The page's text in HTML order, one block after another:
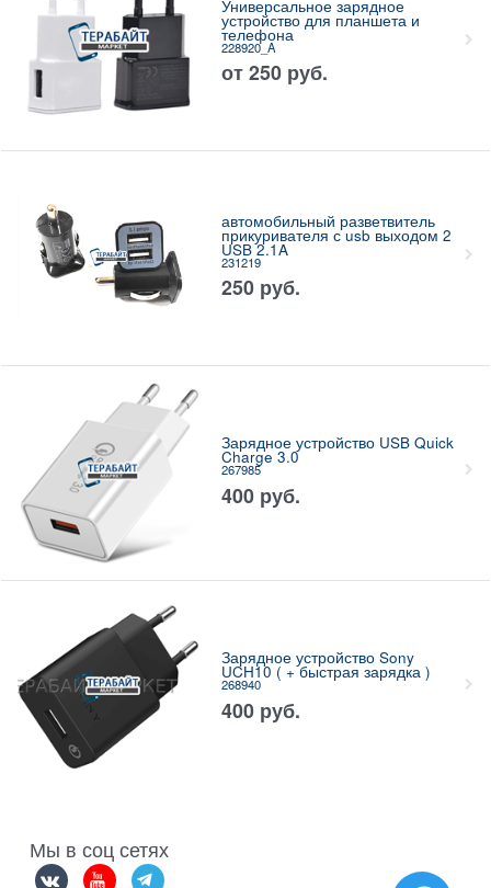
Универсальное зарядное
устройство для планшета и
телефона
228920_A
от 250 руб.
автомобильный разветвитель
прикуривателя с usb выходом 2
USB 2.1A
231219
250 руб.
Зарядное устройство USB Quick
Charge 3.0
267985
400 руб.
Зарядное устройство Sony
UCH10 ( + быстрая зарядка )
268940
400 руб.
Мы в соц сетях